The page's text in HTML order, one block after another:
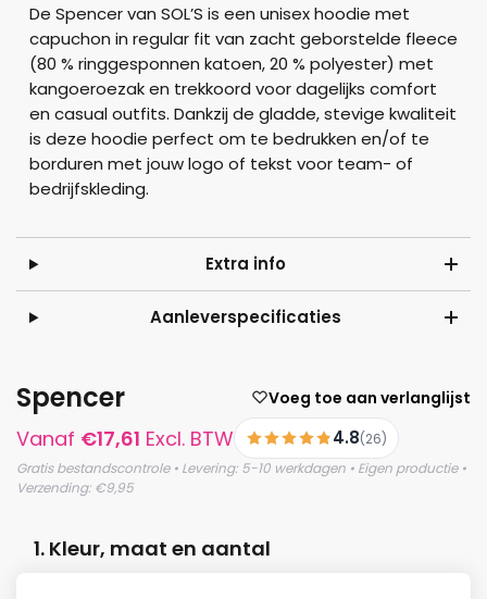
De Spencer van SOL’S is een unisex hoodie met
capuchon in regular fit van zacht geborstelde fleece
(80 % ringgesponnen katoen, 20 % polyester) met
kangoeroezak en trekkoord voor dagelijks comfort
en casual outfits. Dankzij de gladde, stevige kwaliteit
is deze hoodie perfect om te bedrukken en/of te
borduren met jouw logo of tekst voor team- of
bedrijfskleding.
Extra info
Aanleverspecificaties
Spencer Voeg toe aan verlanglijst
Vanaf €17,61 Excl. BTW 4.8(26)
Gratis bestandscontrole • Levering: 5-10 werkdagen • Eigen productie •
Verzending: €9,95
1. Kleur, maat en aantal